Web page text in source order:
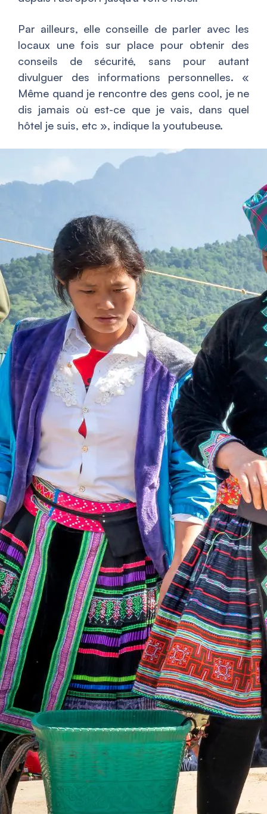
Par ailleurs, elle conseille de parler avec les
locaux une fois sur place pour obtenir des
conseils de sécurité, sans pour autant
divulguer des informations personnelles. «
Même quand je rencontre des gens cool, je ne
dis jamais où est-ce que je vais, dans quel
hôtel je suis, etc », indique la youtubeuse.